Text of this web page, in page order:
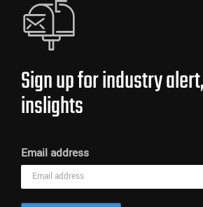
Sign up for industry
inslights
Email address